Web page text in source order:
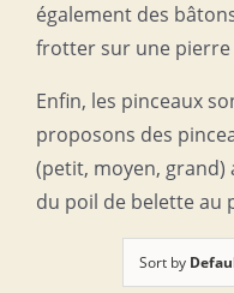
également des
frotter sur une pierre
Enfin, les pinceaux
proposons des
(petit, moyen, grand)
du poil de belette au
Sort by